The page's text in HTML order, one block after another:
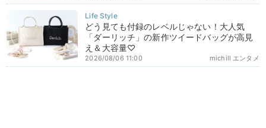
どう見ても付録のレベルじゃない！大人気
「ダーリッチ」の新作ツイードバッグが高見
え＆大容量♡
michill エンタメ
2026/08/06 11:00